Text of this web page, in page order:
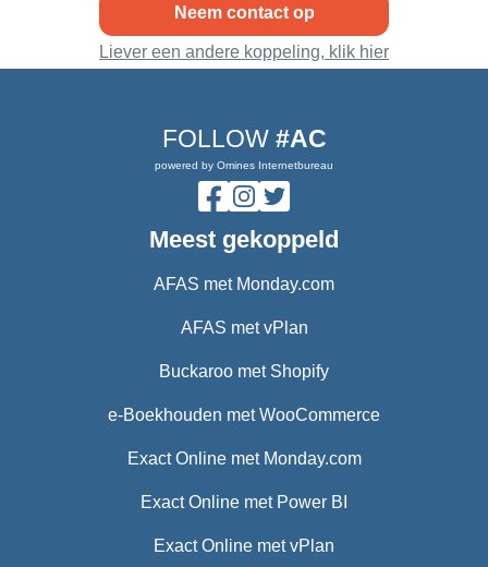
Neem contact op
Liever een andere koppeling, klik hier
FOLLOW #AC
powered by Omines Internetbureau
Meest gekoppeld
AFAS met Monday.com
AFAS met vPlan
Buckaroo met Shopify
e-Boekhouden met WooCommerce
Exact Online met Monday.com
Exact Online met Power BI
Exact Online met vPlan